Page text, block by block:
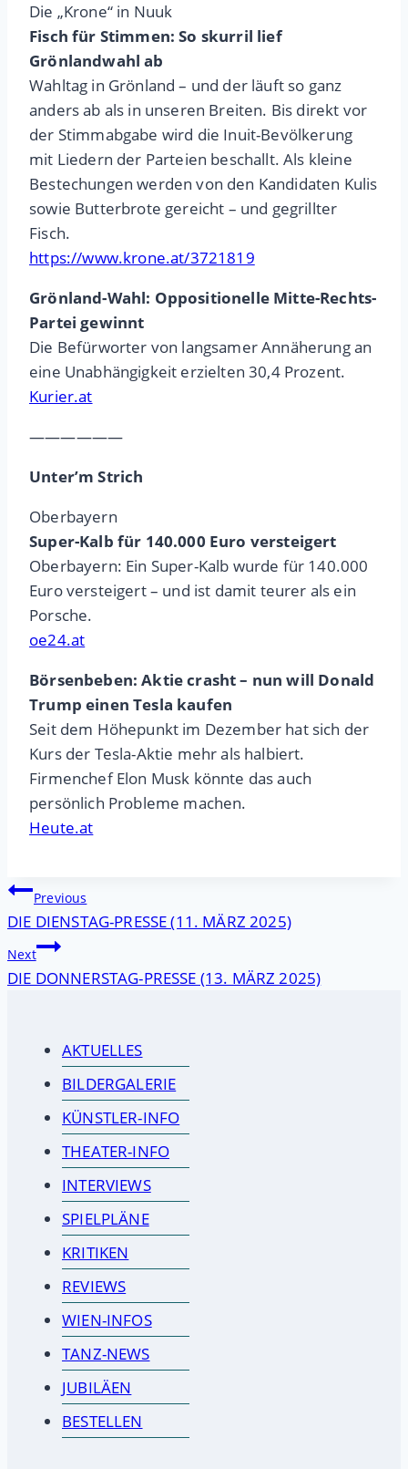
Die „Krone“ in Nuuk
Fisch für Stimmen: So skurril lief
Grönlandwahl ab
Wahltag in Grönland – und der läuft so ganz
anders ab als in unseren Breiten. Bis direkt vor
der Stimmabgabe wird die Inuit-Bevölkerung
mit Liedern der Parteien beschallt. Als kleine
Bestechungen werden von den Kandidaten Kulis
sowie Butterbrote gereicht – und gegrillter
Fisch.
https://www.krone.at/3721819
Grönland-Wahl: Oppositionelle Mitte-Rechts-
Partei gewinnt
Die Befürworter von langsamer Annäherung an
eine Unabhängigkeit erzielten 30,4 Prozent.
Kurier.at
——————
Unter’m Strich
Oberbayern
Super-Kalb für 140.000 Euro versteigert
Oberbayern: Ein Super-Kalb wurde für 140.000
Euro versteigert – und ist damit teurer als ein
Porsche.
oe24.at
Börsenbeben:Aktie crasht – nun will Donald
Trump einen Tesla kaufen
Seit dem Höhepunkt im Dezember hat sich der
Kurs der Tesla-Aktie mehr als halbiert.
Firmenchef Elon Musk könnte das auch
persönlich Probleme machen.
Heute.at
Beitragsnavigation
Previous
DIE DIENSTAG-PRESSE (11. MÄRZ 2025)
Next
DIE DONNERSTAG-PRESSE (13. MÄRZ 2025)
AKTUELLES
BILDERGALERIE
KÜNSTLER-INFO
THEATER-INFO
INTERVIEWS
SPIELPLÄNE
KRITIKEN
REVIEWS
WIEN-INFOS
TANZ-NEWS
JUBILÄEN
BESTELLEN